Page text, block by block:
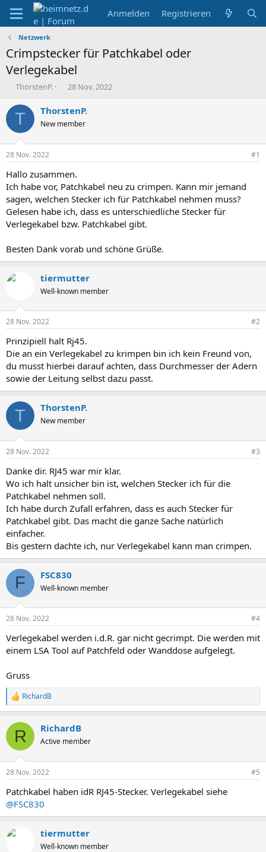
Anmelden Registrieren
Netzwerk
Crimpstecker für Patchkabel oder
Verlegekabel
E
s
e
r
ThorstenP.
E
s
e
t
a
m
28 Nov. 2022
T ThorstenP.
New member
28 Nov. 2022 #1
Hallo zusammen.
Ich habe vor, Patchkabel neu zu crimpen. Kann mir jemand
sagen, welchen Stecker ich für Patchkabel nehmen muss?
Gelesen habe ich, dass es unterschiedliche Stecker für
Verlegekabel bzw. Patchkabel gibt.
Besten Dank vorab und schöne Grüße.
tiermutter
Well-known member
28 Nov. 2022 #2
Prinzipiell halt Rj45.
Die an ein Verlegekabel zu krimpen bin ich kein Freund von,
du musst hierbei darauf achten, dass Durchmesser der Adern
sowie der Leitung selbst dazu passt.
T ThorstenP.
New member
28 Nov. 2022 #3
Danke dir. RJ45 war mir klar.
Wo ich halt unsicher bin ist, welchen Stecker ich für die
Patchkabel nehmen soll.
Ich habe durch Zufall erfahren, dass es auch Stecker für
Patchkabel gibt. Das macht die ganze Sache natürlich
einfacher.
Bis gestern dachte ich, nur Verlegekabel kann man crimpen.
F FSC830
Well-known member
28 Nov. 2022 #4
Verlegekabel werden i.d.R. gar nicht gecrimpt. Die werden mit
einem LSA Tool auf Patchfeld oder Wanddose aufgelegt.
Gruss
R
e
k
i
e
:
RichardB
R RichardB
Active member
28 Nov. 2022 #5
Patchkabel haben idR RJ45-Stecker. Verlegekabel siehe
@FSC830
tiermutter
Well-known member